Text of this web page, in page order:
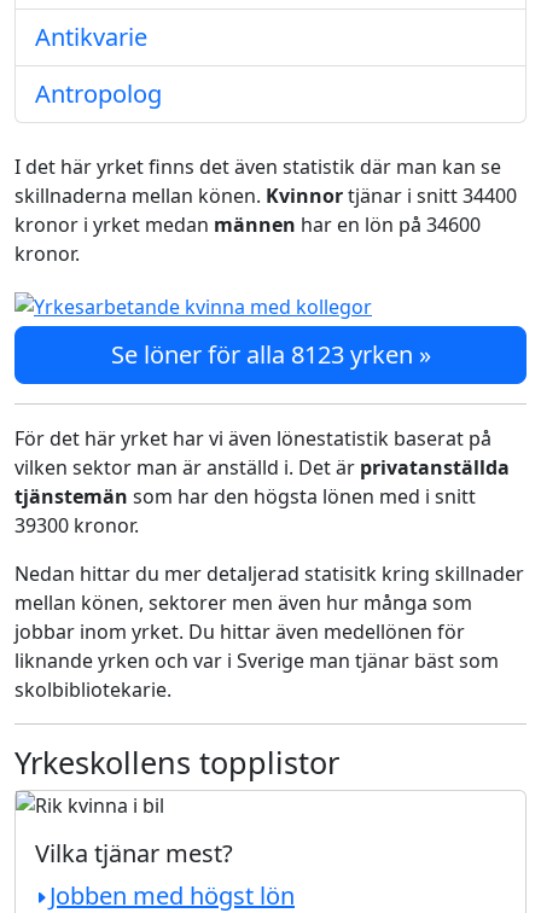
Antikvarie
Antropolog
I det här yrket finns det även statistik där man kan se
skillnaderna mellan könen. Kvinnortjänar i snitt 34400
kronor i yrket medan männen har en lön på 34600
kronor.
Se löner för alla 8123 yrken »
För det här yrket har vi även lönestatistik baserat på
vilken sektor man är anställd i. Det är privatanställda
tjänstemän som har den högsta lönen med i snitt
39300 kronor.
Nedan hittar du mer detaljerad statisitk kring skillnader
mellan könen, sektorer men även hur många som
jobbar inom yrket. Du hittar även medellönen för
liknande yrken och var i Sverige man tjänar bäst som
skolbibliotekarie.
Yrkeskollens topplistor
Vilka tjänar mest?
Jobben med högst lön